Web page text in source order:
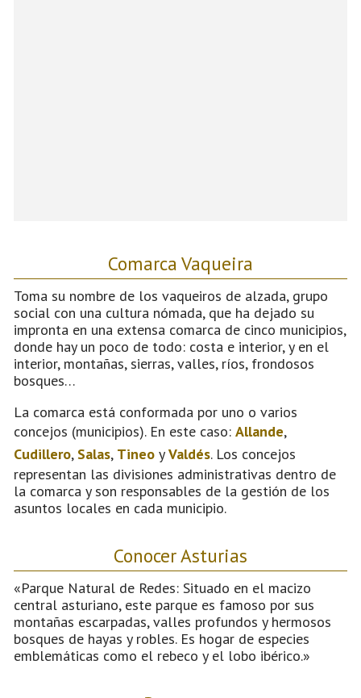
Comarca Vaqueira
Toma su nombre de los vaqueiros de alzada, grupo
social con una cultura nómada, que ha dejado su
impronta en una extensa comarca de cinco municipios,
donde hay un poco de todo: costa e interior, y en el
interior, montañas, sierras, valles, ríos, frondosos
bosques…
La comarca está conformada por uno o varios
concejos (municipios). En este caso: Allande,
Cudillero, Salas, Tineo yValdés. Los concejos
representan las divisiones administrativas dentro de
la comarca y son responsables de la gestión de los
asuntos locales en cada municipio.
Conocer Asturias
«Parque Natural de Redes: Situado en el macizo
central asturiano, este parque es famoso por sus
montañas escarpadas, valles profundos y hermosos
bosques de hayas y robles. Es hogar de especies
emblemáticas como el rebeco y el lobo ibérico.»